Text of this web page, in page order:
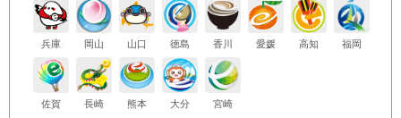
兵庫 岡山 山口 徳島 香川 愛媛 高知 福岡
佐賀 長崎 熊本 大分 宮崎